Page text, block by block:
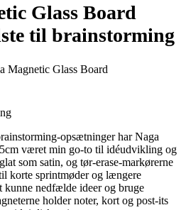
Glass Board
til brainstorming
opsætninger har Naga
været min go-to til idéudvikling og
som satin, og tør-erase-markørerne
korte sprintmøder og længere
kunne nedfælde ideer og bruge
holder noter, kort og post-its